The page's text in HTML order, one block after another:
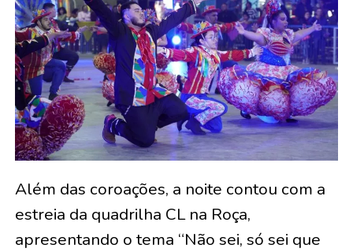
Além das coroações, a noite contou com a
estreia da quadrilha CL na Roça,
apresentando o tema “Não sei, só sei que